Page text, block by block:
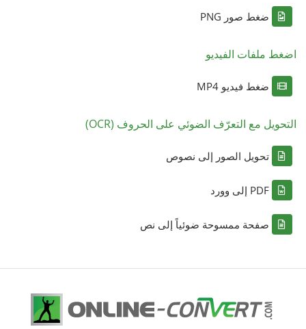
ضغط صور PNG
اضغط ملفات الفيديو
ضغط فيديو MP4
التحويل مع التعرّف الضوئي على الحروف (OCR)
تحويل الصور إلى نصوص
PDF إلى وورد
صفحة ممسوحة ضوئياً إلى نص